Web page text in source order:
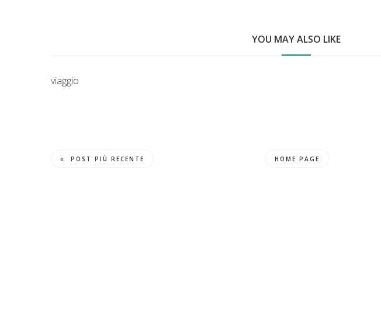
YOU MAY ALSO LIKE
viaggio
POST PIÙ RECENTE HOME PAGE